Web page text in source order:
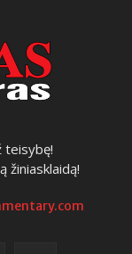
teisybę!
žiniasklaidą!